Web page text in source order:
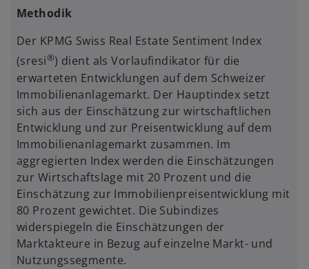
Methodik
Der KPMG Swiss Real Estate Sentiment Index
(sresi®) dient als Vorlaufindikator für die
erwarteten Entwicklungen auf dem Schweizer
Immobilienanlagemarkt. Der Hauptindex setzt
sich aus der Einschätzung zur wirtschaftlichen
Entwicklung und zur Preisentwicklung auf dem
Immobilienanlagemarkt zusammen. Im
aggregierten Index werden die Einschätzungen
zur Wirtschaftslage mit 20 Prozent und die
Einschätzung zur Immobilienpreisentwicklung mit
80 Prozent gewichtet. Die Subindizes
widerspiegeln die Einschätzungen der
Marktakteure in Bezug auf einzelne Markt- und
Nutzungssegmente.